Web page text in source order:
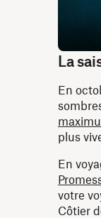
La
En
plus
En
votre
Côtier